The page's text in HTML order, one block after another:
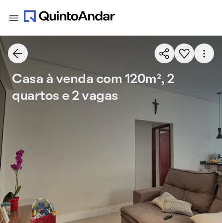
Casa à venda com 120m², 2
quartos e 2 vagas